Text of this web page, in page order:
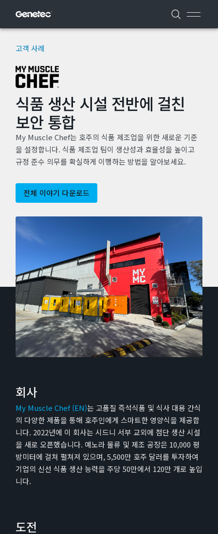
고객 사례
식품 생산 시설 전반에 걸친
보안 통합
My Muscle Chef는 호주의 식품 제조업을 위한 새로운 기준
을 설정합니다. 식품 제조업 팀이 생산성과 효율성을 높이고
규정 준수 의무를 확실하게 이행하는 방법을 알아보세요.
전체 이야기 다운로드
회사
My Muscle Chef (EN)는 고품질 즉석식품 및 식사 대용 간식
의 다양한 제품을 통해 호주인에게 스마트한 영양식을 제공합
니다. 2022년에 이 회사는 시드니 서부 교외에 첨단 생산 시설
을 새로 오픈했습니다. 예노라 물류 및 제조 공장은 10,000 평
방미터에 걸쳐 펼쳐져 있으며, 5,500만 호주 달러를 투자하여
기업의 신선 식품 생산 능력을 주당 50만에서 120만 개로 높입
니다.
도전